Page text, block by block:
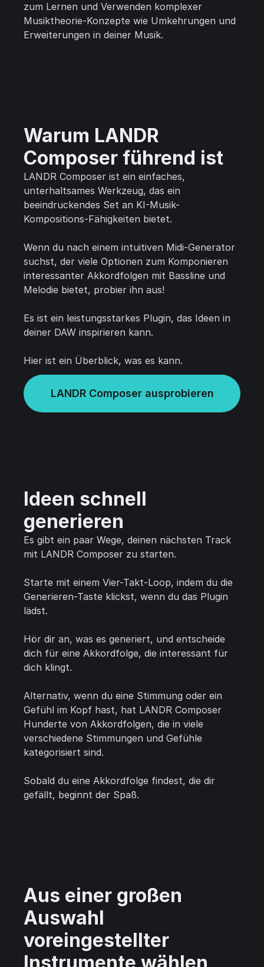
zum Lernen und Verwenden komplexer
Musiktheorie-Konzepte wie Umkehrungen und
Erweiterungen in deiner Musik.
Warum LANDR
Composer führend ist
LANDR Composer ist ein einfaches,
unterhaltsames Werkzeug, das ein
beeindruckendes Set an KI-Musik-
Kompositions-Fähigkeiten bietet.
Wenn du nach einem intuitiven Midi-Generator
suchst, der viele Optionen zum Komponieren
interessanter Akkordfolgen mit Bassline und
Melodie bietet, probier ihn aus!
Es ist ein leistungsstarkes Plugin, das Ideen in
deiner DAW inspirieren kann.
Hier ist ein Überblick, was es kann.
LANDR Composer ausprobieren
Ideen schnell
generieren
Es gibt ein paar Wege, deinen nächsten Track
mit LANDR Composer zu starten.
Starte mit einem Vier-Takt-Loop, indem du die
Generieren-Taste klickst, wenn du das Plugin
lädst.
Hör dir an, was es generiert, und entscheide
dich für eine Akkordfolge, die interessant für
dich klingt.
Alternativ, wenn du eine Stimmung oder ein
Gefühl im Kopf hast, hat LANDR Composer
Hunderte von Akkordfolgen, die in viele
verschiedene Stimmungen und Gefühle
kategorisiert sind.
Sobald du eine Akkordfolge findest, die dir
gefällt, beginnt der Spaß.
Aus einer großen
Auswahl
voreingestellter